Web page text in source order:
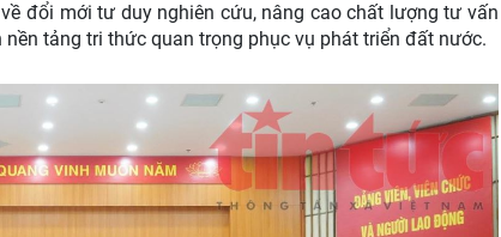
đổi mới tư duy nghiên cứu, nâng cao chất lượng tư vấn
tảng tri thức quan trọng phục vụ phát triển đất nước.